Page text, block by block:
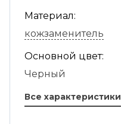
Материал:
кожзаменитель
Основной цвет:
Черный
Все характеристики